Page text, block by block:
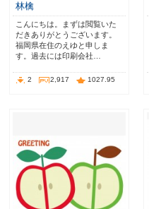
林檎
こんにちは。まずは閲覧いた
だきありがとうございます。
福岡県在住のえゆと申しま
す。過去には印刷会社…
2 2,917 1027.95